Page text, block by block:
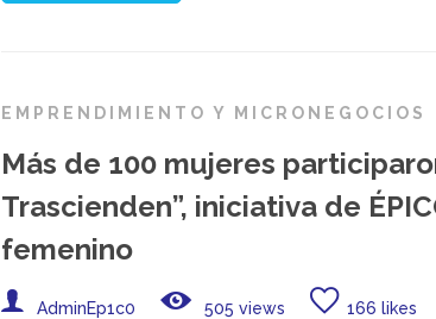
EMPRENDIMIENTO Y MICRONEGOCIOS
Más de 100 mujeres
Trascienden”, iniciativa de
femenino
AdminEp1c0 505 views 166 likes